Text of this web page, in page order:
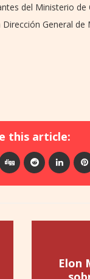
del Ministerio de
General
this article:
Elon